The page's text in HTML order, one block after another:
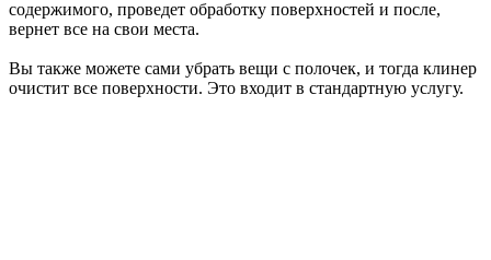
содержимого, проведет обработку поверхностей и после,
вернет все на свои места.
Вы также можете сами убрать вещи с полочек, и тогда клинер
очистит все поверхности. Это входит в стандартную услугу.